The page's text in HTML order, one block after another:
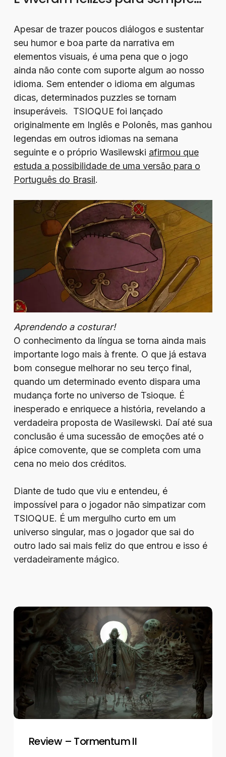
Apesar de trazer poucos diálogos e sustentar
seu humor e boa parte da narrativa em
elementos visuais, é uma pena que o jogo
ainda não conte com suporte algum ao nosso
idioma. Sem entender o idioma em algumas
dicas, determinados puzzles se tornam
insuperáveis. TSIOQUE foi lançado
originalmente em Inglês e Polonês, mas ganhou
legendas em outros idiomas na semana
seguinte e o próprio Wasilewski afirmou que
estuda a possibilidade de uma versão para o
Português do Brasil.
Aprendendo a costurar!
O conhecimento da língua se torna ainda mais
importante logo mais à frente. O que já estava
bom consegue melhorar no seu terço final,
quando um determinado evento dispara uma
mudança forte no universo de Tsioque. É
inesperado e enriquece a história, revelando a
verdadeira proposta de Wasilewski. Daí até sua
conclusão é uma sucessão de emoções até o
ápice comovente, que se completa com uma
cena no meio dos créditos.
Diante de tudo que viu e entendeu, é
impossível para o jogador não simpatizar com
TSIOQUE. É um mergulho curto em um
universo singular, mas o jogador que sai do
outro lado sai mais feliz do que entrou e isso é
verdadeiramente mágico.
Review
Tormentum
Review – Tormentum II